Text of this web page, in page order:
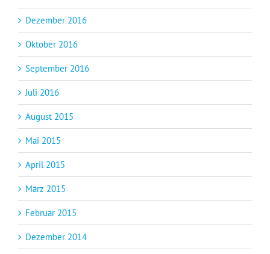
Dezember 2016
Oktober 2016
September 2016
Juli 2016
August 2015
Mai 2015
April 2015
März 2015
Februar 2015
Dezember 2014